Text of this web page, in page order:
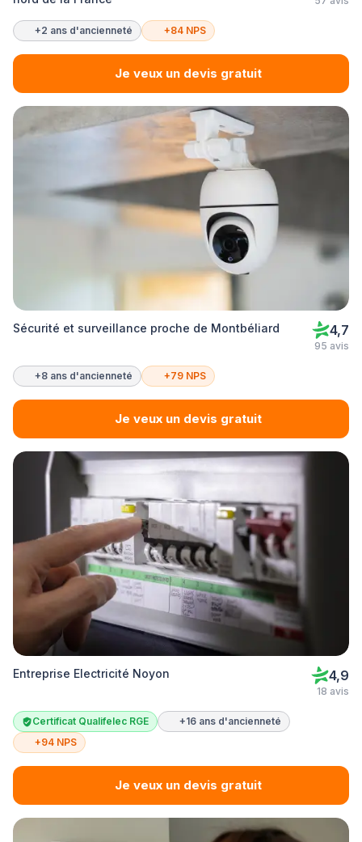
+2 ans d'ancienneté +84 NPS
Je veux un devis gratuit
Sécurité et surveillance proche de Montbéliard 4,7
95 avis
+8 ans d'ancienneté +79 NPS
Je veux un devis gratuit
Entreprise Electricité Noyon 4,9
18 avis
Certificat Qualifelec RGE
+16 ans d'ancienneté
+94 NPS
Je veux un devis gratuit